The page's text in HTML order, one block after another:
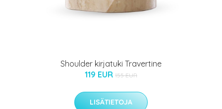
Shoulder kirjatuki Travertine
119 EUR 155 EUR
LISÄTIETOJA